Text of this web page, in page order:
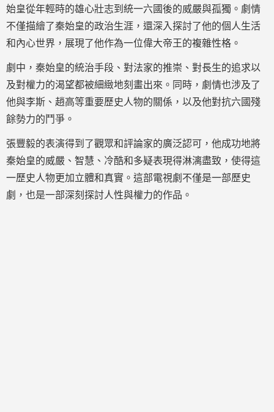
始皇從年輕時的雄心壯志到統一六國後的威嚴與孤獨。劇情
不僅描繪了秦始皇的政治生涯，還深入探討了他的個人生活
和內心世界，展現了他作為一位偉大帝王的複雜性格。
劇中，秦始皇的統治手段、對法家的推崇、對長生的追求以
及對權力的渴望都被細緻地刻畫出來。同時，劇情也涉及了
他與李斯、趙高等重要歷史人物的關係，以及他對抗六國殘
餘勢力的鬥爭。
張豐毅的表演得到了觀眾和評論家的廣泛認可，他成功地將
秦始皇的威嚴、智慧、冷酷和多疑表現得淋漓盡致，使得這
一歷史人物更加立體和真實。這部電視劇不僅是一部歷史
劇，也是一部深刻探討人性與權力的作品。